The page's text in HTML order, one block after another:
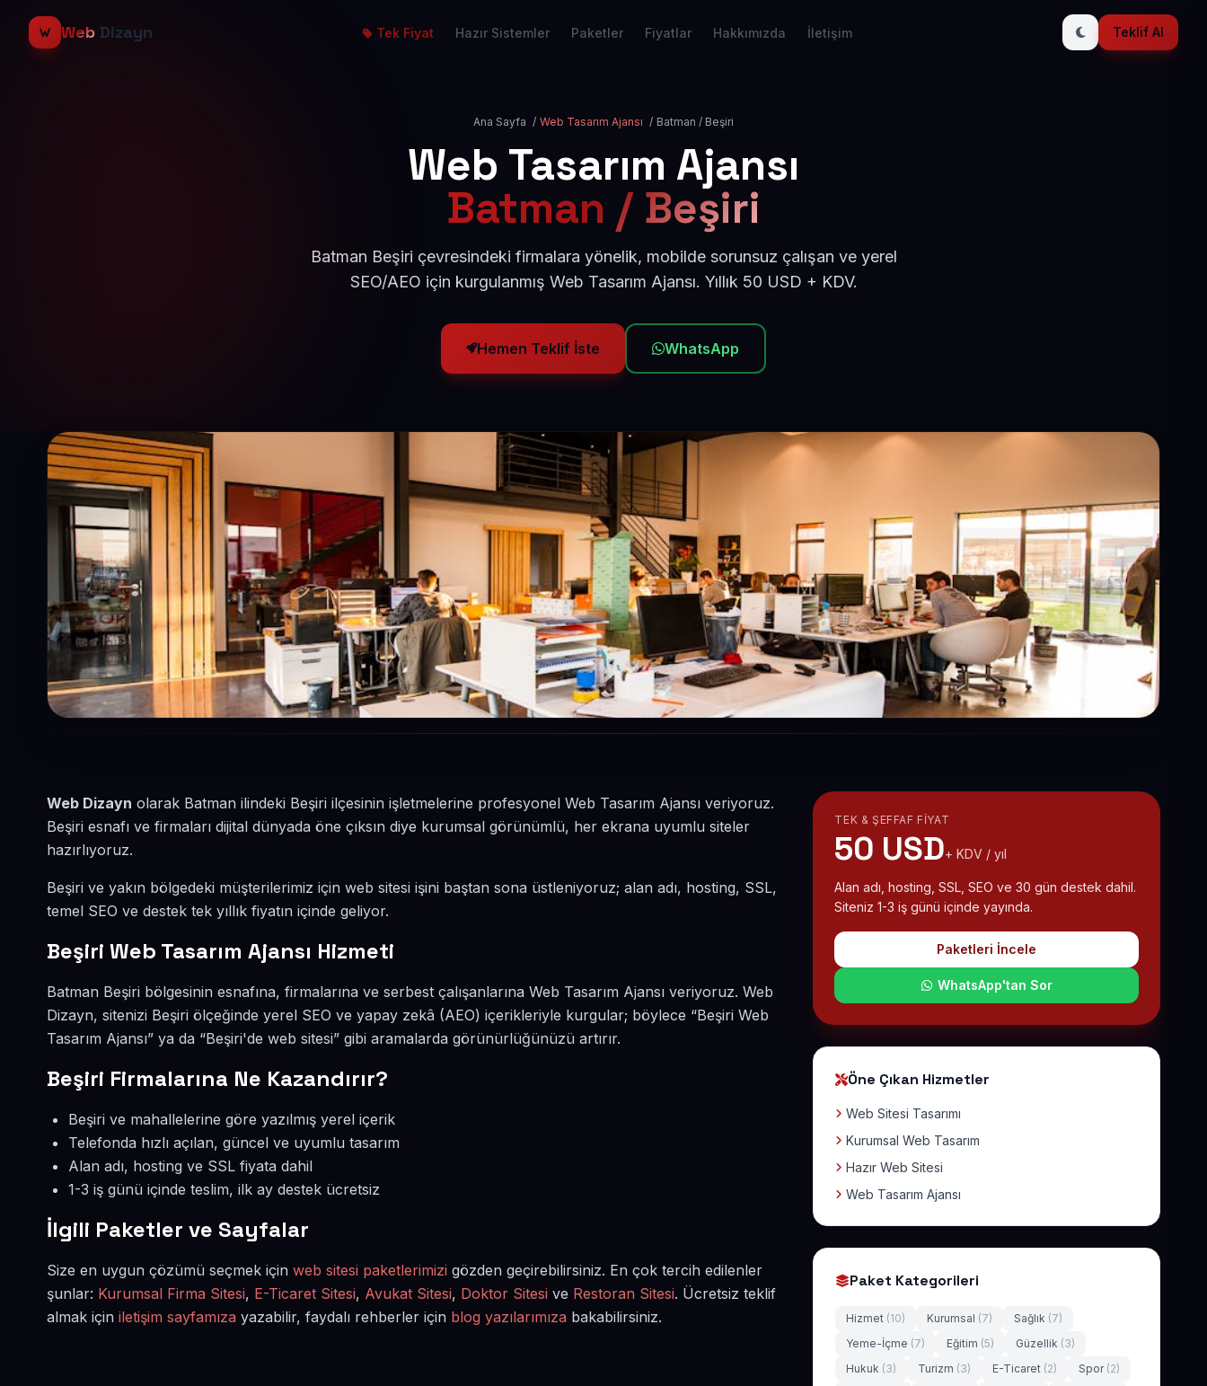
Web Dizayn Tek Fiyat Hazır Sistemler Paketler Fiyatlar Hakkımızda İletişim Teklif Al
Ana Sayfa / Web Tasarım Ajansı / Batman / Beşiri
Web Tasarım Ajansı
Batman / Beşiri
Batman Beşiri çevresindeki firmalara yönelik, mobilde sorunsuz çalışan ve yerel
SEO/AEO için kurgulanmış Web Tasarım Ajansı. Yıllık 50 USD + KDV.
Hemen Teklif İste WhatsApp
Web Dizayn olarak Batman ilindeki Beşiri ilçesinin işletmelerine profesyonel Web Tasarım Ajansı veriyoruz.
Beşiri esnafı ve firmaları dijital dünyada öne çıksın diye kurumsal görünümlü, her ekrana uyumlu siteler
hazırlıyoruz.
Beşiri ve yakın bölgedeki müşterilerimiz için web sitesi işini baştan sona üstleniyoruz; alan adı, hosting, SSL,
temel SEO ve destek tek yıllık fiyatın içinde geliyor.
Beşiri Web Tasarım Ajansı Hizmeti
Batman Beşiri bölgesinin esnafına, firmalarına ve serbest çalışanlarına Web Tasarım Ajansı veriyoruz. Web
Dizayn, sitenizi Beşiri ölçeğinde yerel SEO ve yapay zekâ (AEO) içerikleriyle kurgular; böylece “Beşiri Web
Tasarım Ajansı” ya da “Beşiri'de web sitesi” gibi aramalarda görünürlüğünüzü artırır.
Beşiri Firmalarına Ne Kazandırır?
Beşiri ve mahallelerine göre yazılmış yerel içerik
Telefonda hızlı açılan, güncel ve uyumlu tasarım
Alan adı, hosting ve SSL fiyata dahil
1-3 iş günü içinde teslim, ilk ay destek ücretsiz
İlgili Paketler ve Sayfalar
Size en uygun çözümü seçmek için web sitesi paketlerimizi gözden geçirebilirsiniz. En çok tercih edilenler
şunlar: Kurumsal Firma Sitesi, E-Ticaret Sitesi, Avukat Sitesi, Doktor Sitesi ve Restoran Sitesi. Ücretsiz teklif
almak için iletişim sayfamıza yazabilir, faydalı rehberler için blog yazılarımıza bakabilirsiniz.
TEK & ŞEFFAF FIYAT
50 USD+ KDV / yıl
Alan adı, hosting, SSL, SEO ve 30 gün destek dahil.
Siteniz 1-3 iş günü içinde yayında.
Paketleri İncele
WhatsApp'tan Sor
Öne Çıkan Hizmetler
Web Sitesi Tasarımı
Kurumsal Web Tasarım
Hazır Web Sitesi
Web Tasarım Ajansı
Paket Kategorileri
Hizmet (10) Kurumsal (7) Sağlık (7)
Yeme-İçme (7) Eğitim (5) Güzellik (3)
Hukuk (3) Turizm (3) E-Ticaret (2) Spor (2)